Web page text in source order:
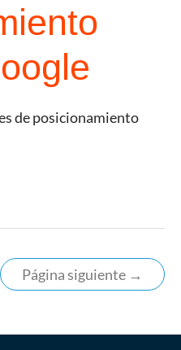
de posicionamiento
Página siguiente →